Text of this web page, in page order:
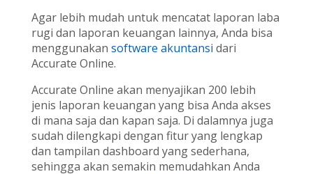
Agar lebih mudah untuk mencatat laporan laba
rugi dan laporan keuangan lainnya, Anda bisa
menggunakan software akuntansi dari
Accurate Online.
Accurate Online akan menyajikan 200 lebih
jenis laporan keuangan yang bisa Anda akses
di mana saja dan kapan saja. Di dalamnya juga
sudah dilengkapi dengan fitur yang lengkap
dan tampilan dashboard yang sederhana,
sehingga akan semakin memudahkan Anda